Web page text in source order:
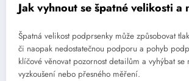
Jak vyhnout se špatné velikosti a
Špatná velikost podprsenky může způsobovat
či naopak nedostatečnou podporu a pohyb
klíčové věnovat pozornost detailům a vyhýbat se
vyzkoušení nebo přesného měření.